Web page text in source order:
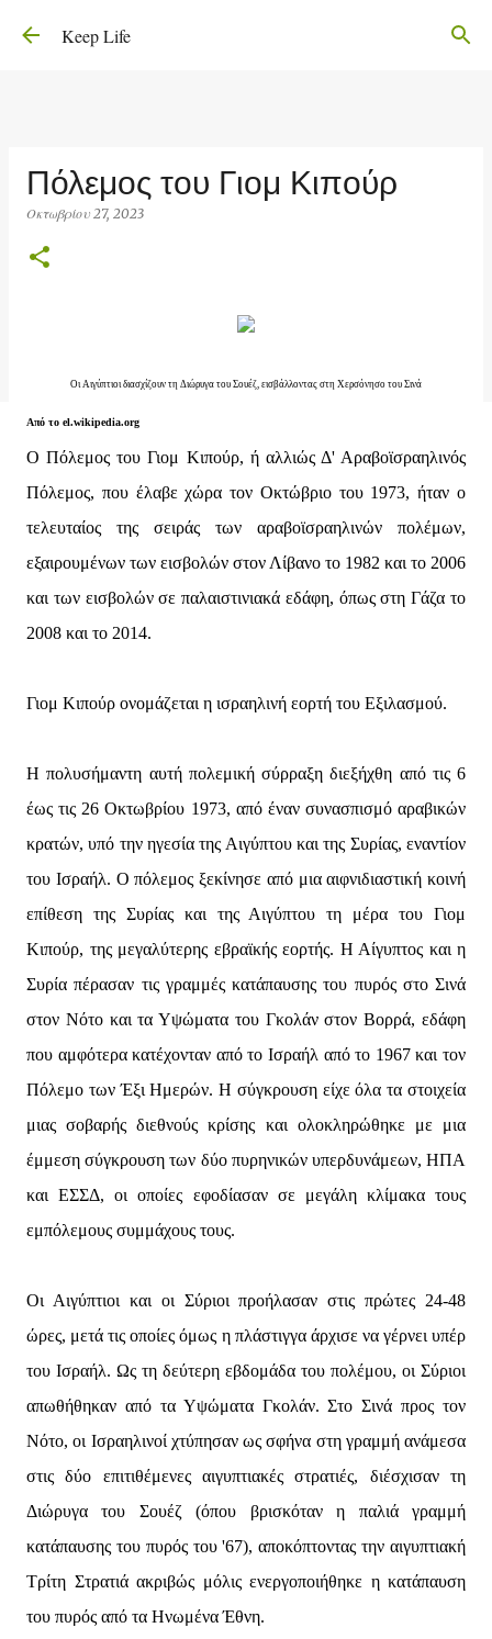
Μετάβαση στο κύριο περιεχόμενο
Keep Life
Πόλεμος του Γιομ Κιπούρ
Οκτωβρίου 27, 2023
Οι Αιγύπτιοι διασχίζουν τη Διώρυγα του Σουέζ, εισβάλλοντας στη Χερσόνησο του Σινά
Από το el.wikipedia.org
Ο Πόλεμος του Γιομ Κιπούρ, ή αλλιώς Δ' Αραβοϊσραηλινός
Πόλεμος, που έλαβε χώρα τον Οκτώβριο του 1973, ήταν ο
τελευταίος της σειράς των αραβοϊσραηλινών πολέμων,
εξαιρουμένων των εισβολών στον Λίβανο το 1982 και το 2006
και των εισβολών σε παλαιστινιακά εδάφη, όπως στη Γάζα το
2008 και το 2014.
Γιομ Κιπούρ ονομάζεται η ισραηλινή εορτή του Εξιλασμού.
Η πολυσήμαντη αυτή πολεμική σύρραξη διεξήχθη από τις 6
έως τις 26 Οκτωβρίου 1973, από έναν συνασπισμό αραβικών
κρατών, υπό την ηγεσία της Αιγύπτου και της Συρίας, εναντίον
του Ισραήλ. Ο πόλεμος ξεκίνησε από μια αιφνιδιαστική κοινή
επίθεση της Συρίας και της Αιγύπτου τη μέρα του Γιομ
Κιπούρ, της μεγαλύτερης εβραϊκής εορτής. Η Αίγυπτος και η
Συρία πέρασαν τις γραμμές κατάπαυσης του πυρός στο Σινά
στον Νότο και τα Υψώματα του Γκολάν στον Βορρά, εδάφη
που αμφότερα κατέχονταν από το Ισραήλ από το 1967 και τον
Πόλεμο των Έξι Ημερών. Η σύγκρουση είχε όλα τα στοιχεία
μιας σοβαρής διεθνούς κρίσης και ολοκληρώθηκε με μια
έμμεση σύγκρουση των δύο πυρηνικών υπερδυνάμεων, ΗΠΑ
και ΕΣΣΔ, οι οποίες εφοδίασαν σε μεγάλη κλίμακα τους
εμπόλεμους συμμάχους τους.
Οι Αιγύπτιοι και οι Σύριοι προήλασαν στις πρώτες 24-48
ώρες, μετά τις οποίες όμως η πλάστιγγα άρχισε να γέρνει υπέρ
του Ισραήλ. Ως τη δεύτερη εβδομάδα του πολέμου, οι Σύριοι
απωθήθηκαν από τα Υψώματα Γκολάν. Στο Σινά προς τον
Νότο, οι Ισραηλινοί χτύπησαν ως σφήνα στη γραμμή ανάμεσα
στις δύο επιτιθέμενες αιγυπτιακές στρατιές, διέσχισαν τη
Διώρυγα του Σουέζ (όπου βρισκόταν η παλιά γραμμή
κατάπαυσης του πυρός του '67), αποκόπτοντας την αιγυπτιακή
Τρίτη Στρατιά ακριβώς μόλις ενεργοποιήθηκε η κατάπαυση
του πυρός από τα Ηνωμένα Έθνη.